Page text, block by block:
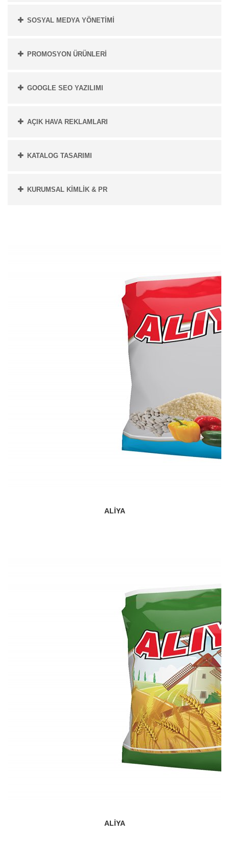
SOSYAL MEDYA YÖNETİMİ
PROMOSYON ÜRÜNLERİ
GOOGLE SEO YAZILIMI
AÇIK HAVA REKLAMLARI
KATALOG TASARIMI
KURUMSAL KİMLİK & PR
ALIYA
ALIYA